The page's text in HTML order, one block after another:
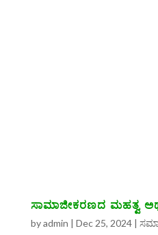
ಸಾಮಾಜೀಕರಣದ ಮಹತ್ವ
byadmin | Dec 25, 2024|